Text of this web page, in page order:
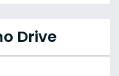
Drive